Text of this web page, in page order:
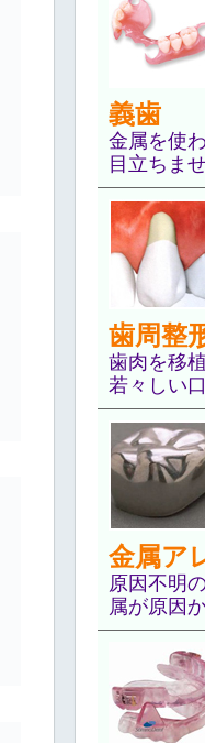
義歯
金属を使
目立ちま
歯周整
歯肉を移植
若々しい
金属ア
原因不明
属が原因